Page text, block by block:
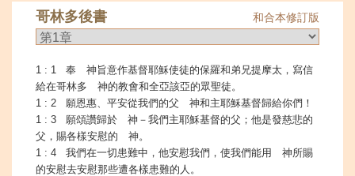
哥林多後書 和合本修訂版
1 : 1 奉 神旨意作基督耶穌使徒的保羅和弟兄提摩太，寫信
給在哥林多 神的教會和全亞該亞的眾聖徒。
1 : 2 願恩惠、平安從我們的父 神和主耶穌基督歸給你們！
1 : 3 願頌讚歸於 神－我們主耶穌基督的父；他是發慈悲的
父，賜各樣安慰的 神。
1 : 4 我們在一切患難中，他安慰我們，使我們能用 神所賜
的安慰去安慰那些遭各樣患難的人。